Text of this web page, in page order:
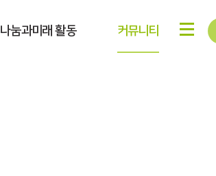
나눔과미래 활동 커뮤니티